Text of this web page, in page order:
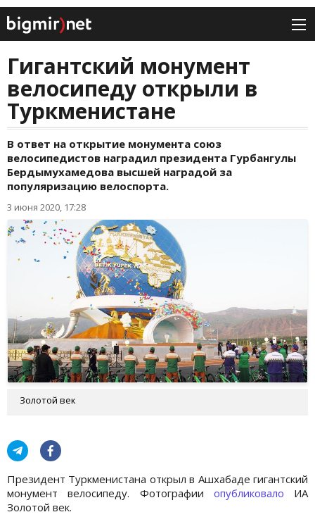
Гигантский монумент
велосипеду открыли в
Туркменистане
В ответ на открытие монумента союз
велосипедистов наградил президента Гурбангулы
Бердымухамедова высшей наградой за
популяризацию велоспорта.
3 июня 2020, 17:28
Золотой век
Президент Туркменистана открыл в Ашхабаде гигантский
монумент велосипеду. Фотографии опубликовало ИА
Золотой век.